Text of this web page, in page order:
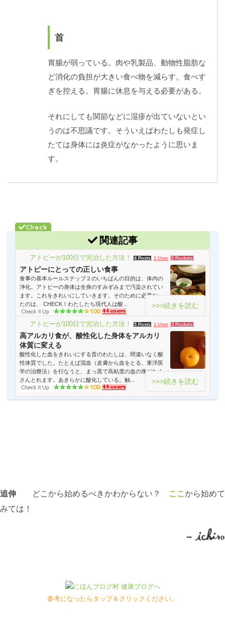
首
胃腸が弱っている。肉や乳製品、動物性脂肪な
ど消化の負担が大きい食べ物を減らす。食べす
ぎを控える。胃腸に休息を与える必要がある。
それにしても関節などに湿疹が出ていないとい
うのは不思議です。そういえばわたしも発症し
たては身体には炎症がなかったように思いま
す。
関連記事
アトピーが100日で完治した方法！ 4 Posts 1 User 2 Pockets
アトピーにとっての正しい食事
食事の基本ルールステップ２のいちばんの目的は、体内の
浄化。アトピーの身体は全身のすみずみまで汚染されてい
ます。これをきれいにしていきます。そのために必要だっ
たのは、 CHECK！わたしたち現代人は酸...
>>>続きを読む
アトピーが100日で完治した方法！ 5 Posts 1 User 3 Pockets
高アルカリ食が、酸性化した身体をアルカリ
体質に変える
酸性化した血をきれいにする昔のわたしは、間違いなく酸
性体質でした。たとえば瀉血（皮膚から血をとる、東洋医
学の治療法）を行なうと、まっ黒で高粘度の血の塊がたく
さんとれます。あきらかに酸化している。触...
>>>続きを読む
追伸 どこから始めるべきかわからない？ ここ から始めて
みては！
参考になったらタップ＆クリックください。